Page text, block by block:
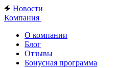
Новости
Компания
О компании
Блог
Отзывы
Бонусная программа